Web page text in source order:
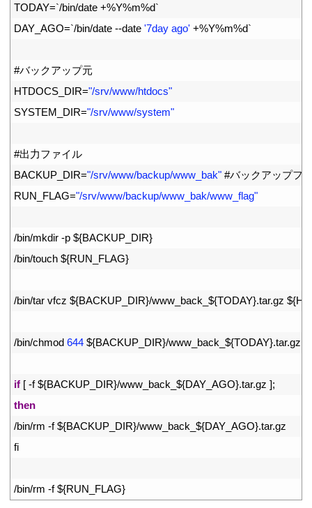
TODAY=`/bin/date +%Y%m%d`
DAY_AGO=`/bin/date --date '7day ago' +%Y%m%d`
#バックアップ元
HTDOCS_DIR="/srv/www/htdocs"
SYSTEM_DIR="/srv/www/system"
#出力ファイル
BACKUP_DIR="/srv/www/backup/www_bak" #バックアップフ
RUN_FLAG="/srv/www/backup/www_bak/www_flag"
/bin/mkdir -p ${BACKUP_DIR}
/bin/touch ${RUN_FLAG}
/bin/tar vfcz ${BACKUP_DIR}/www_back_ ${TODAY}.tar.gz ${
/bin/chmod 644 ${BACKUP_DIR}/www_back_ ${TODAY}.tar.gz
if [ -f ${BACKUP_DIR}/www_back_ ${DAY_AGO}.tar.gz ];
then
/bin/rm -f ${BACKUP_DIR}/www_back_ ${DAY_AGO}.tar.gz
fi
/bin/rm -f ${RUN_FLAG}